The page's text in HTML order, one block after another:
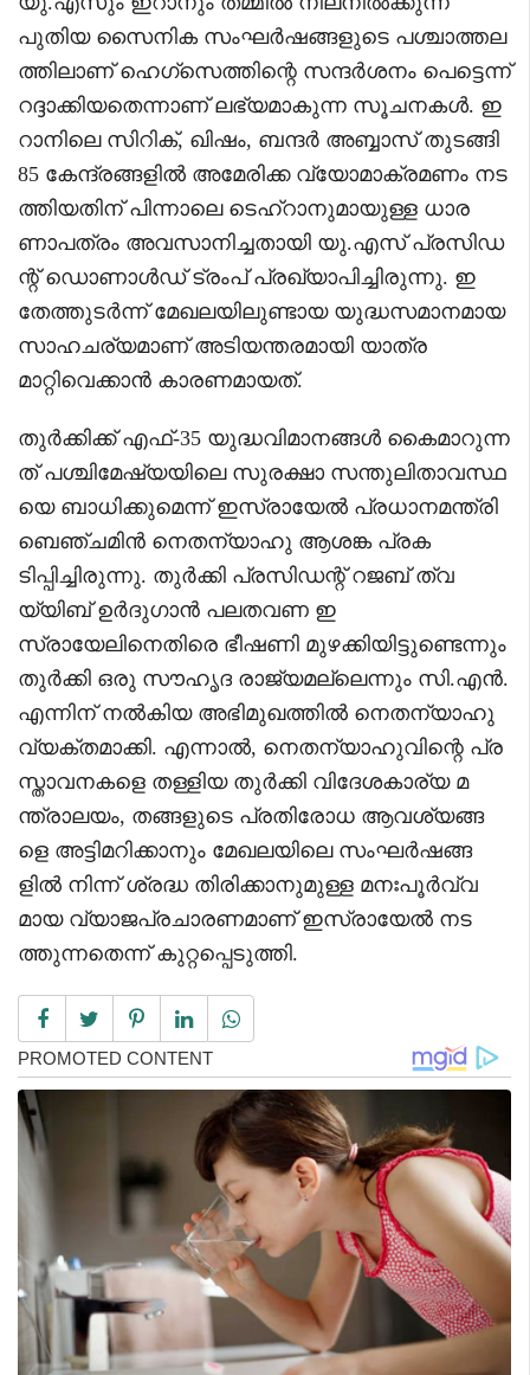
പുതിയ സൈനിക സംഘർഷങ്ങളുടെ പശ്ചാത്തല
ത്തിലാണ് ഹെഗ്സെത്തിന്റെ സന്ദർശനം പെട്ടെന്ന്
റദ്ദാക്കിയതെന്നാണ് ലഭ്യമാകുന്ന സൂചനകൾ. ഇ
റാനിലെ സിറിക്, ഖിഷം, ബന്ദർ അബ്ബാസ് തുടങ്ങി
85 കേന്ദ്രങ്ങളിൽ അമേരിക്ക വ്യോമാക്രമണം നട
ത്തിയതിന് പിന്നാലെ ടെഹ്റാനുമായുള്ള ധാര
ണാപത്രം അവസാനിച്ചതായി യു.എസ് പ്രസിഡ
ന്റ് ഡൊണാൾഡ് ട്രംപ് പ്രഖ്യാപിച്ചിരുന്നു. ഇ
തേത്തുടർന്ന് മേഖലയിലുണ്ടായ യുദ്ധസമാനമായ
സാഹചര്യമാണ് അടിയന്തരമായി യാത്ര
മാറ്റിവെക്കാൻ കാരണമായത്.
തുർക്കിക്ക് എഫ്-35 യുദ്ധവിമാനങ്ങൾ കൈമാറുന്ന
ത് പശ്ചിമേഷ്യയിലെ സുരക്ഷാ സന്തുലിതാവസ്ഥ
യെ ബാധിക്കുമെന്ന് ഇസ്രായേൽ പ്രധാനമന്ത്രി
ബെഞ്ചമിൻ നെതന്യാഹു ആശങ്ക പ്രക
ടിപ്പിച്ചിരുന്നു. തുർക്കി പ്രസിഡന്റ് റജബ് ത്വ
യ്യിബ് ഉർദുഗാൻ പലതവണ ഇ
സ്രായേലിനെതിരെ ഭീഷണി മുഴക്കിയിട്ടുണ്ടെന്നും
തുർക്കി ഒരു സൗഹൃദ രാജ്യമല്ലെന്നും സി.എൻ.
എന്നിന് നൽകിയ അഭിമുഖത്തിൽ നെതന്യാഹു
വ്യക്തമാക്കി. എന്നാൽ, നെതന്യാഹുവിന്റെ പ്ര
സ്താവനകളെ തള്ളിയ തുർക്കി വിദേശകാര്യ മ
ന്ത്രാലയം, തങ്ങളുടെ പ്രതിരോധ ആവശ്യങ്ങ
ളെ അട്ടിമറിക്കാനും മേഖലയിലെ സംഘർഷങ്ങ
ളിൽ നിന്ന് ശ്രദ്ധ തിരിക്കാനുമുള്ള മനഃപൂർവ്വ
മായ വ്യാജപ്രചാരണമാണ് ഇസ്രായേൽ നട
ത്തുന്നതെന്ന് കുറ്റപ്പെടുത്തി.